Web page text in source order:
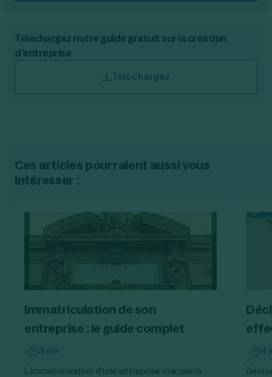
Téléchargez notre guide gratuit sur la création
d'entreprise
Téléchargez
Ces articles pourraient aussi vous
intéresser :
Immatriculation de son
entreprise : le guide complet
3 mn
L’immatriculation d’une entreprise marque la
4